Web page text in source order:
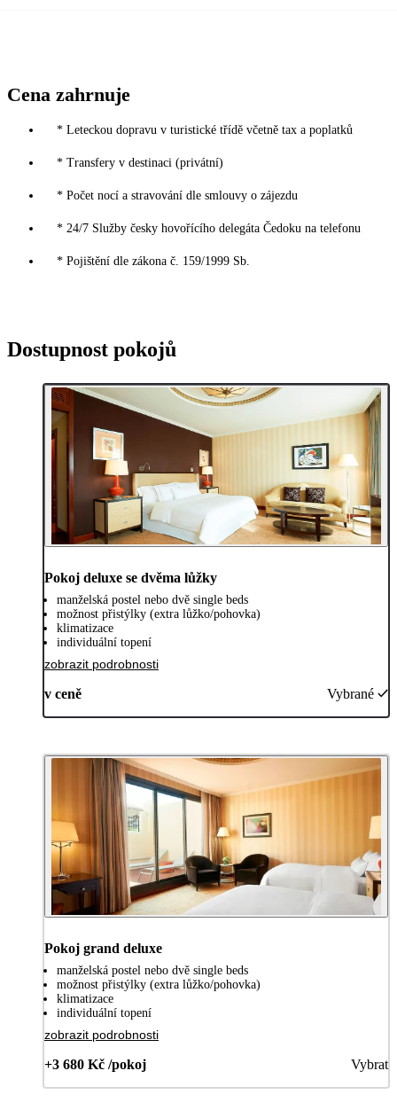
Cena zahrnuje
* Leteckou dopravu v turistické třídě včetně tax a poplatků
* Transfery v destinaci (privátní)
* Počet nocí a stravování dle smlouvy o zájezdu
* 24/7 Služby česky hovořícího delegáta Čedoku na telefonu
* Pojištění dle zákona č. 159/1999 Sb.
Dostupnost pokojů
Pokoj deluxe se dvěma lůžky
manželská postel nebo dvě single beds
možnost přistýlky (extra lůžko/pohovka)
klimatizace
individuální topení
zobrazit podrobnosti
v ceně Vybrané
Pokoj grand deluxe
manželská postel nebo dvě single beds
možnost přistýlky (extra lůžko/pohovka)
klimatizace
individuální topení
zobrazit podrobnosti
+3 680 Kč /pokoj Vybrat